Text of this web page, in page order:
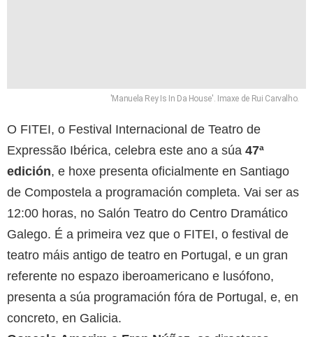
'Manuela Rey Is In Da House'. Imaxe de Rui Carvalho.
O FITEI, o Festival Internacional de Teatro de
Expressão Ibérica, celebra este ano a súa 47ª
edición, e hoxe presenta oficialmente en Santiago
de Compostela a programación completa. Vai ser as
12:00 horas, no Salón Teatro do Centro Dramático
Galego. É a primeira vez que o FITEI, o festival de
teatro máis antigo de teatro en Portugal, e un gran
referente no espazo iberoamericano e lusófono,
presenta a súa programación fóra de Portugal, e, en
concreto, en Galicia.